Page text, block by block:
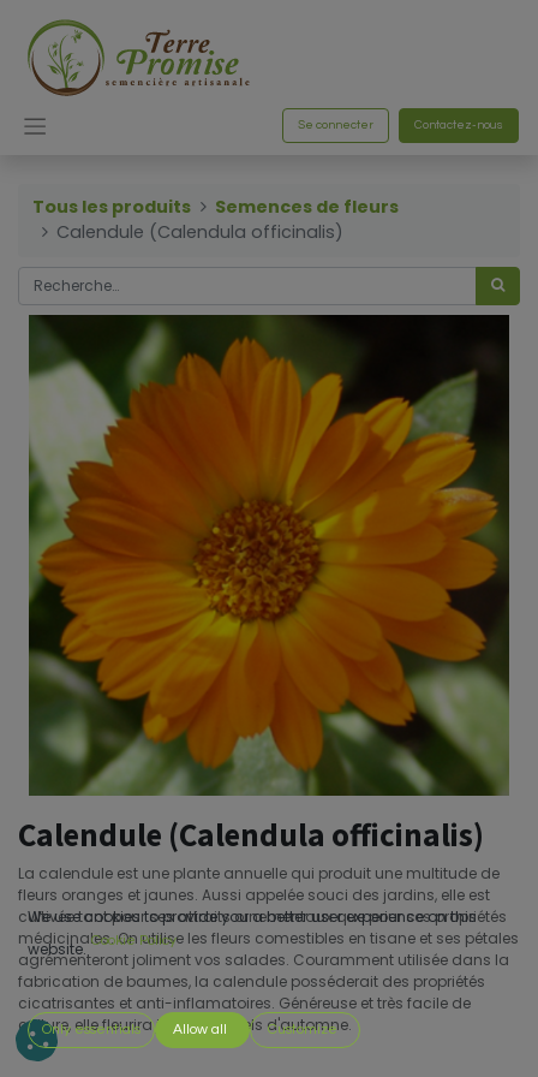
Se connecter Contactez-nous
Tous les produits
Semences de fleurs
Calendule (Calendula officinalis)
Calendule (Calendula officinalis)
La calendule est une plante annuelle qui produit une multitude de
fleurs oranges et jaunes. Aussi appelée souci des jardins, elle est
cultivée tant pour ses attraits ornementaux que pour ses propriétés
médicinales. On utilise les fleurs comestibles en tisane et ses pétales
agrémenteront joliment vos salades. Couramment utilisée dans la
fabrication de baumes, la calendule posséderait des propriétés
cicatrisantes et anti-inflamatoires. Généreuse et très facile de
culture, elle fleurira jusqu'aux gels d'automne.
We use cookies to provide you a better user experience on this
website. Cookie Policy
Only essentials Allow all Customize